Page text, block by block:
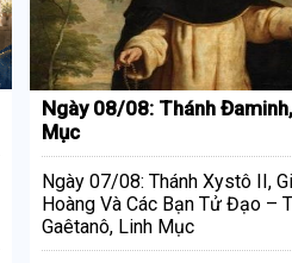
Ngày 08/08: Thánh
Mục
Ngày 07/08: Thánh Xystô II,
Hoàng Và Các Bạn Tử Đạo –
Gaêtanô, Linh Mục